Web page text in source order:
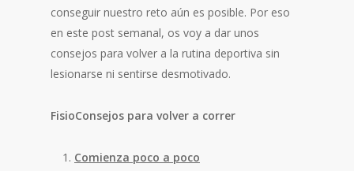
conseguir nuestro reto aún es posible. Por eso
en este post semanal, os voy a dar unos
consejos para volver a la rutina deportiva sin
lesionarse ni sentirse desmotivado.
FisioConsejos para volver a correr
Comienza poco a poco